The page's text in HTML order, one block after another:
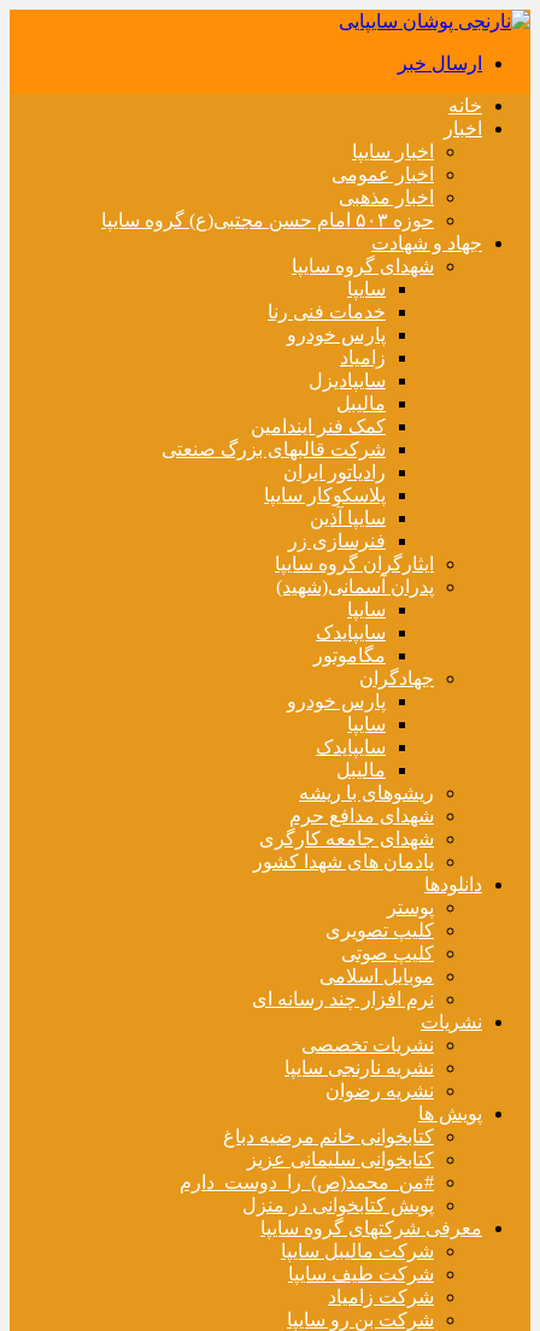
ارسال خبر
خانه
اخبار
اخبار سایپا
اخبار عمومی
اخبار مذهبی
حوزه ۵۰۳ امام حسن مجتبی(ع) گروه سایپا
جهاد و شهادت
شهدای گروه سایپا
سایپا
خدمات فنی رنا
پارس خودرو
زامیاد
سایپادیزل
مالیبل
کمک فنر ایندامین
شرکت قالبهای بزرگ صنعتی
رادیاتور ایران
پلاسکوکار سایپا
سایپا آذین
فنرسازی زر
ایثارگران گروه سایپا
پدران آسمانی(شهید)
سایپا
سایپایدک
مگاموتور
جهادگران
پارس خودرو
سایپا
سایپایدک
مالیبل
ریشوهای با ریشه
شهدای مدافع حرم
شهدای جامعه کارگری
یادمان های شهدا کشور
دانلودها
پوستر
کلیپ تصویری
کلیپ صوتی
موبایل اسلامی
نرم افزار چند رسانه ای
نشریات
نشریات تخصصی
نشریه نارنجی سایپا
نشریه رضوان
پویش ها
کتابخوانی خانم مرضیه دباغ
کتابخوانی سلیمانی عزیز
#من_محمد(ص)_را_دوست_دارم
پویش کتابخوانی در منزل
معرفی شرکتهای گروه سایپا
شرکت مالیبل سایپا
شرکت طیف سایپا
شرکت زامیاد
شرکت بن رو سایپا